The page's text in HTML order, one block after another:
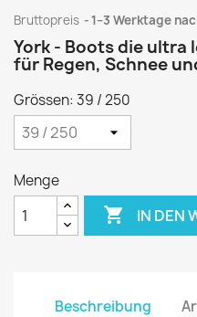
Bruttopreis 1–3 Werktage
York - Boots die ultra
für Regen, Schnee
Grössen: 39 / 250
Menge
 IN DEN
Beschreibung